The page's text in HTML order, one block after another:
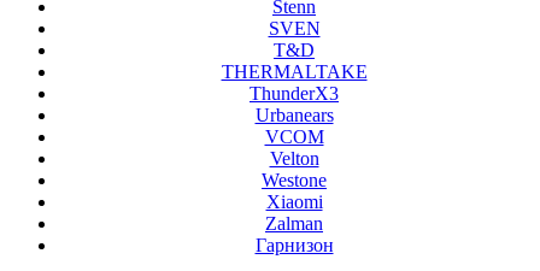
Stenn
SVEN
T&D
THERMALTAKE
ThunderX3
Urbanears
VCOM
Velton
Westone
Xiaomi
Zalman
Гарнизон